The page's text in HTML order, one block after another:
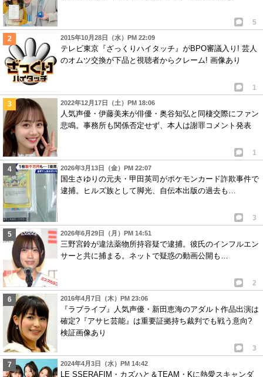
5
2015年10月28日（水）PM 22:09
テレビ東京『ざっくりハイタッチ』がBPO審議入り! 芸人
のオムツ交換が下品と視聴者からクレーム! 画像あり
1
2022年12月17日（土）PM 18:06
人気声優・伊藤美来が俳優・奥谷知弘と同棲交際にファン
悲鳴。事務所も関係否定せず、本人は謝罪コメント発表
1
2026年3月13日（金）PM 22:07
国生さゆりの元夫・甲田英司がポケモンカード詐欺事件で
逮捕。ヒルズ族として脚光、自伝本出版の過去も…
3
2026年6月29日（月）PM 14:51
三野宮鈴が違法薬物所持容疑で逮捕。彼氏のインフルエン
サーと共に捕まる。ネットで疑惑の動画公開も…
2
2016年4月7日（木）PM 23:06
『ラブライブ』人気声優・新田恵海のアダルト作品出演は
確定?『アサヒ芸能』は重要証拠持ち裁判でも戦う意向?
検証画像あり
3
2024年4月3日（水）PM 14:42
LE SSERAFIM・カズハと＆TEAM・Kに熱愛スキャンダ